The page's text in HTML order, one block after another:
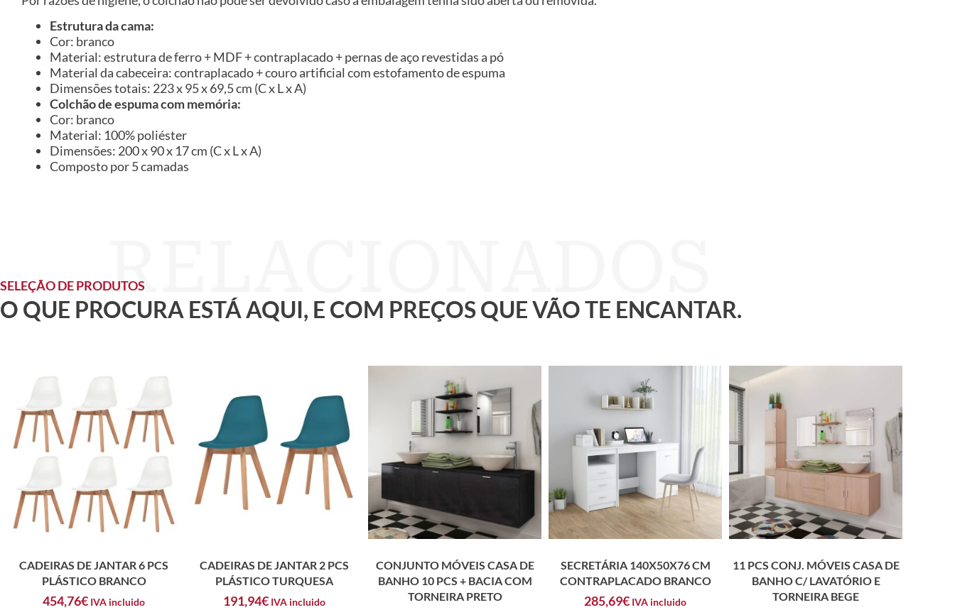
Estrutura da cama:
Cor: branco
Material: estrutura de ferro + MDF + contraplacado + pernas de aço revestidas a pó
Material da cabeceira: contraplacado + couro artificial com estofamento de espuma
Dimensões totais: 223 x 95 x 69,5 cm (C x L x A)
Colchão de espuma com memória:
Cor: branco
Material: 100% poliéster
Dimensões: 200 x 90 x 17 cm (C x L x A)
Composto por 5 camadas
SELEÇÃO DE PRODUTOS
O QUE PROCURA ESTÁ AQUI, E COM PREÇOS QUE VÃO TE ENCANTAR.
CADEIRAS DE JANTAR 6 PCS
PLÁSTICO BRANCO
454,76€ IVA incluido
CADEIRAS DE JANTAR 2 PCS
PLÁSTICO TURQUESA
191,94€ IVA incluido
CONJUNTO MÓVEIS CASA DE
BANHO 10 PCS + BACIA COM
TORNEIRA PRETO
SECRETÁRIA 140X50X76 CM
CONTRAPLACADO BRANCO
285,69€ IVA incluido
11 PCS CONJ. MÓVEIS CASA DE
BANHO C/ LAVATÓRIO E
TORNEIRA BEGE